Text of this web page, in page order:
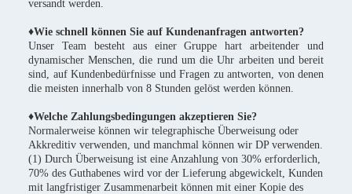
versandt werden.
♦Wie schnell können Sie auf Kundenanfragen antworten?
Unser Team besteht aus einer Gruppe hart arbeitender und
dynamischer Menschen, die rund um die Uhr arbeiten und bereit
sind, auf Kundenbedürfnisse und Fragen zu antworten, von denen
die meisten innerhalb von 8 Stunden gelöst werden können.
♦Welche Zahlungsbedingungen akzeptieren Sie?
Normalerweise können wir telegraphische Überweisung oder
Akkreditiv verwenden, und manchmal können wir DP verwenden.
(1) Durch Überweisung ist eine Anzahlung von 30% erforderlich,
70% des Guthabenes wird vor der Lieferung abgewickelt, Kunden
mit langfristiger Zusammenarbeit können mit einer Kopie des